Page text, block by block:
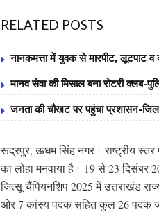
RELATED POSTS
नानकमत्ता में युवक से मारपीट, लूटपाट व
मानव सेवा की मिसाल बना रोटरी क्लब-
जनता की चौखट पर पहुंचा प्रशासन-
रूद्रपुर, ऊधम सिंह नगर। राष्ट्रीय
का लोहा मनवाया है। 19 से 23
जित्सू चैंपियनशिप 2025 में उत्तराखंड
ओर 7 कांस्य पदक सहित कुल 26 पदक